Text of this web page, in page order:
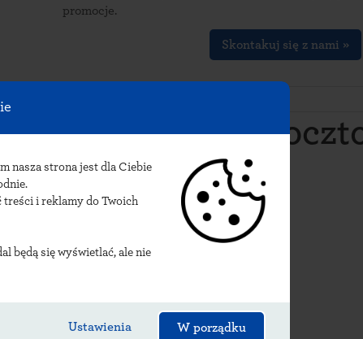
nasza strona jest dla Ciebie
treści i reklamy do Twoich
będą się wyświetlać, ale nie
Ustawienia W porządku
promocje.
Skontakuj się z nami »
urzędów